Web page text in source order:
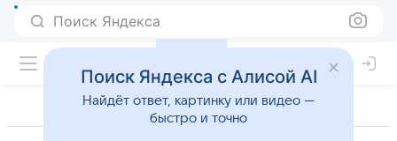
Поиск Яндекса
Поиск Яндекса с Алисой AI
Найдёт ответ, картинку или видео —
быстро и точно